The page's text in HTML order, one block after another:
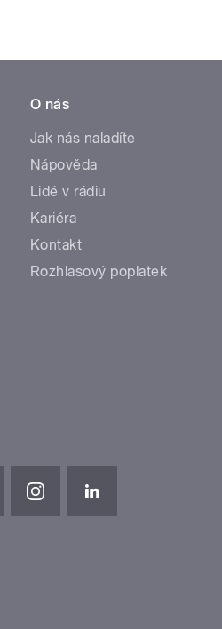
O nás
Jak nás naladíte
Nápověda
Lidé v rádiu
Kariéra
Kontakt
Rozhlasový poplatek